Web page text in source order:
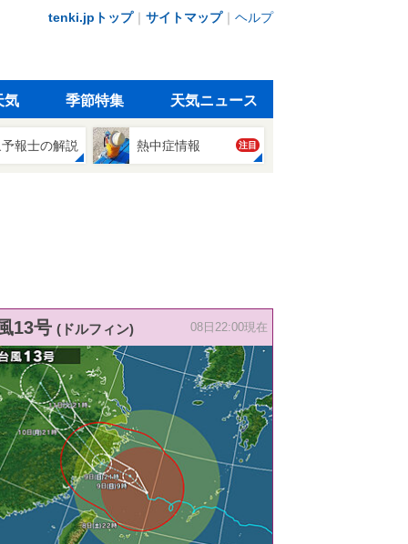
tenki.jpトップ｜ サイトマップ｜ ヘルプ
気 季節特集 天気ニュース
報士の解説 熱中症情報 注目
13号 (ドルフィン) 08日22:00現在